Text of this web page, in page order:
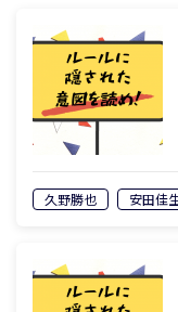
久野勝也 安田佳